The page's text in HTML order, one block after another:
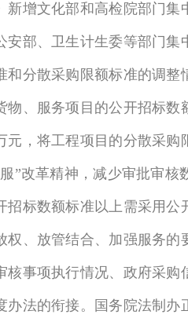
新增文化部和高检院部门
安部、卫生计生委等部门集
分散采购限额标准的调整
服务项目的公开招标数
元，将工程项目的分散采
革精神，减少审批审核
招标数额标准以上需采用
权、放管结合、加强服务
核事项执行情况、政府采购
的衔接。国务院法制办